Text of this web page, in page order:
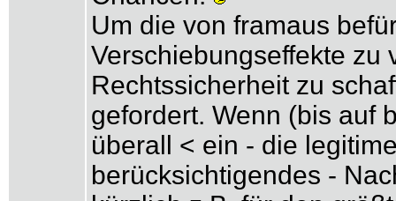
Um die von framaus
Verschiebungseffekte zu
Rechtssicherheit zu
gefordert. Wenn (bis auf
überall < ein - die
berücksichtigendes -